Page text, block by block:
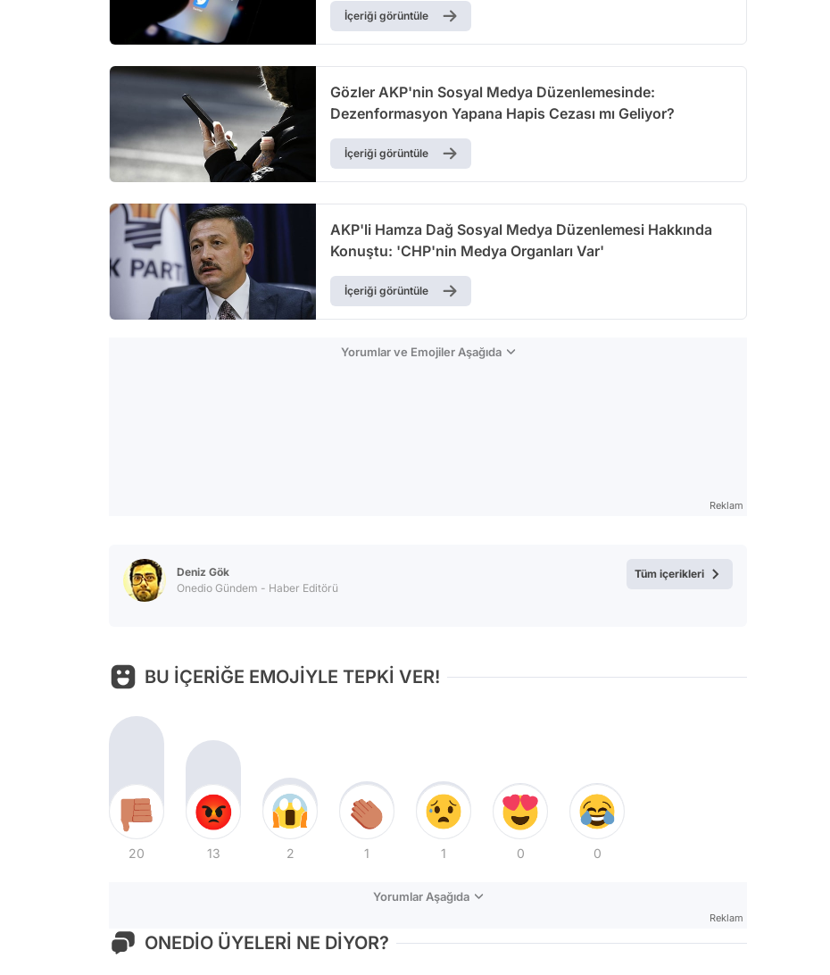
İçeriği görüntüle
Gözler AKP'nin Sosyal Medya Düzenlemesinde:
Dezenformasyon Yapana Hapis Cezası mı Geliyor?
İçeriği görüntüle
AKP'li Hamza Dağ Sosyal Medya Düzenlemesi Hakkında
Konuştu: 'CHP'nin Medya Organları Var'
İçeriği görüntüle
Yorumlar ve Emojiler Aşağıda
Reklam
Deniz Gök
Onedio Gündem - Haber Editörü
Tüm içerikleri
BU İÇERİĞE EMOJİYLE TEPKİ VER!
20 13 2 1 1 0 0
Yorumlar Aşağıda
Reklam
ONEDİO ÜYELERİ NE DİYOR?